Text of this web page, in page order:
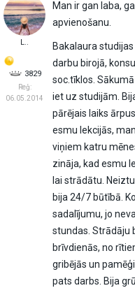
L..
3829
Reģ:
06.05.2014
Man ir gan laba,
apvienošanu.
Bakalaura
darbu birojā,
soc.tīklos.
iet uz studijām.
pārējais laiks
esmu lekcijās,
viņiem katru
zināja, kad esmu
lai strādātu.
bija 24/7 būtībā.
sadalījumu, jo
stundas. Strādāju
brīvdienās, no
gribējās un
pats darbs. Bija